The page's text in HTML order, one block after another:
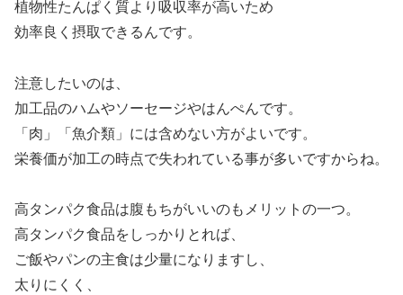
植物性たんぱく質より吸収率が高いため
効率良く摂取できるんです。
注意したいのは、
加工品のハムやソーセージやはんぺんです。
「肉」「魚介類」には含めない方がよいです。
栄養価が加工の時点で失われている事が多いですからね。
高タンパク食品は腹もちがいいのもメリットの一つ。
高タンパク食品をしっかりとれば、
ご飯やパンの主食は少量になりますし、
太りにくく、